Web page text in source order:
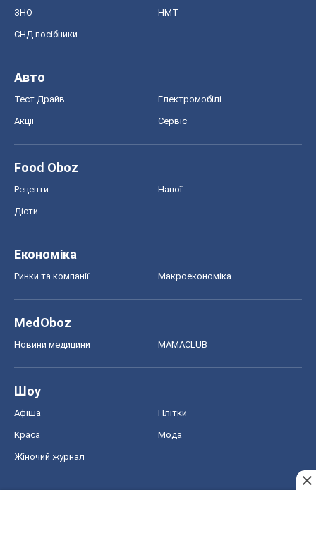
ЗНО НМТ
СНД посібники
Авто
Тест Драйв Електромобілі
Акції Сервіс
Food Oboz
Рецепти Напої
Дієти
Економіка
Ринки та компанії Макроекономіка
MedOboz
Новини медицини MAMACLUB
Шоу
Афіша Плітки
Краса Мода
Жіночий журнал